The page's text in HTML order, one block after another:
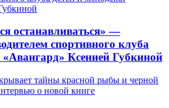
останавливаться» —
спортивного клуба
«Авангард» Ксенией Губкиной